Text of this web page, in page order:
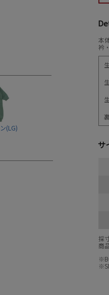
(LG)
本
衿
サ
採
商